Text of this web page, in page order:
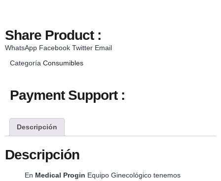
Share Product :
WhatsApp Facebook Twitter Email
Categoría Consumibles
Payment Support :
Descripción
Descripción
En Medical Progin Equipo Ginecológico tenemos